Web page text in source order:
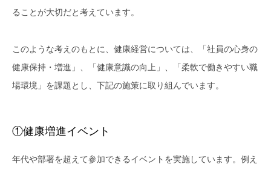
ることが大切だと考えています。
このような考えのもとに、健康経営については、「社員の心身の
健康保持・増進」、「健康意識の向上」、「柔軟で働きやすい職
場環境」を課題とし、下記の施策に取り組んでいます。
①健康増進イベント
年代や部署を超えて参加できるイベントを実施しています。例え